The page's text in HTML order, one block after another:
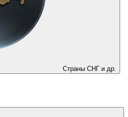
Страны СНГ и др.